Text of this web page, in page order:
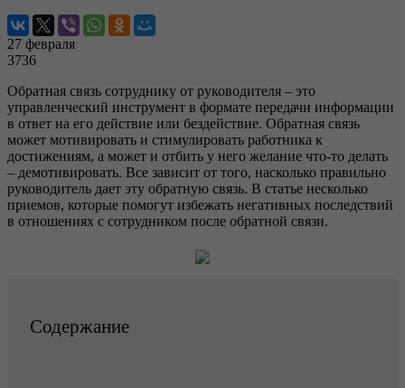
27 февраля
3736
Обратная связь сотруднику от руководителя – это
управленческий инструмент в формате передачи информации
в ответ на его действие или бездействие. Обратная связь
может мотивировать и стимулировать работника к
достижениям, а может и отбить у него желание что-то делать
– демотивировать. Все зависит от того, насколько правильно
руководитель дает эту обратную связь. В статье несколько
приемов, которые помогут избежать негативных последствий
в отношениях с сотрудником после обратной связи.
Содержание